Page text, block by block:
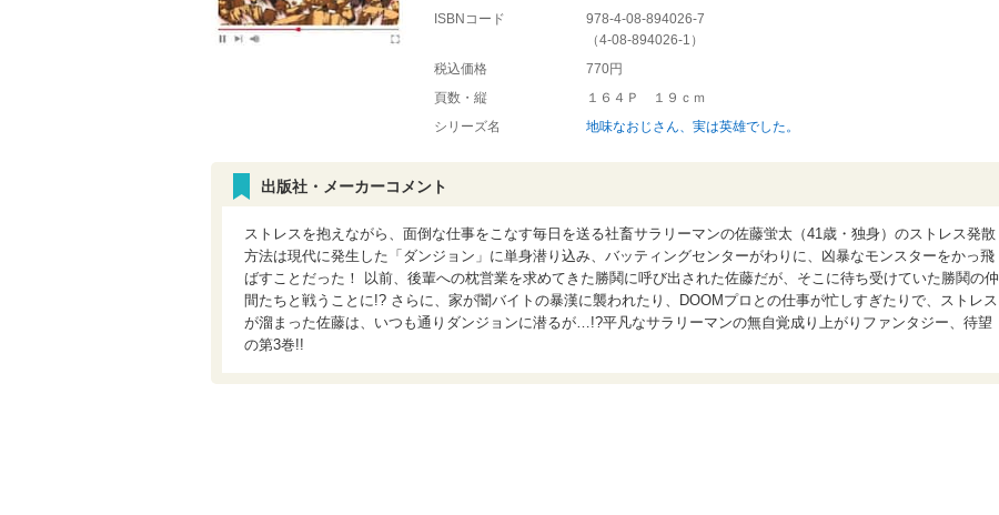
ISBNコード
978-4-08-894026-7
（4-08-894026-1 ）
税込価格
770円
頁数・縦
１６４Ｐ １９ｃｍ
シリーズ名
地味なおじさん、実は英雄でした。
出版社・メーカーコメント
ストレスを抱えながら、面倒な仕事をこなす毎日を送る社畜サラリーマンの佐藤蛍太（41歳・独身）のストレス発散
方法は現代に発生した「ダンジョン」に単身潜り込み、バッティングセンターがわりに、凶暴なモンスターをかっ飛
ばすことだった！ 以前、後輩への枕営業を求めてきた勝鬨に呼び出された佐藤だが、そこに待ち受けていた勝鬨の仲
間たちと戦うことに!? さらに、家が闇バイトの暴漢に襲われたり、DOOMプロとの仕事が忙しすぎたりで、ストレス
が溜まった佐藤は、いつも通りダンジョンに潜るが…!?平凡なサラリーマンの無自覚成り上がりファンタジー、待望
の第3巻!!